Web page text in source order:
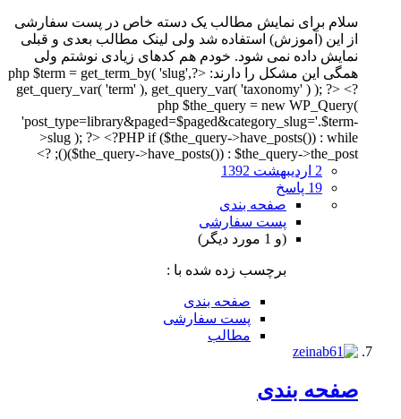
سلام برای نمایش مطالب یک دسته خاص در پست سفارشی
از این (آموزش) استفاده شد ولی لینک مطالب بعدی و قبلی
نمایش داده نمی شود. خودم هم کدهای زیادی نوشتم ولی
همگی این مشکل را دارند: <?php $term = get_term_by( 'slug',
get_query_var( 'term' ), get_query_var( 'taxonomy' ) ); ?> <?
php $the_query = new WP_Query(
'post_type=library&paged=$paged&category_slug='.$term-
>slug ); ?> <?PHP if ($the_query->have_posts()) : while
($the_query->have_posts()) : $the_query->the_post(); ?>
2 اردیبهشت 1392
19 پاسخ
صفحه بندی
پست سفارشی
(و 1 مورد دیگر)
برچسب زده شده با :
صفحه بندی
پست سفارشی
مطالب
صفحه بندی